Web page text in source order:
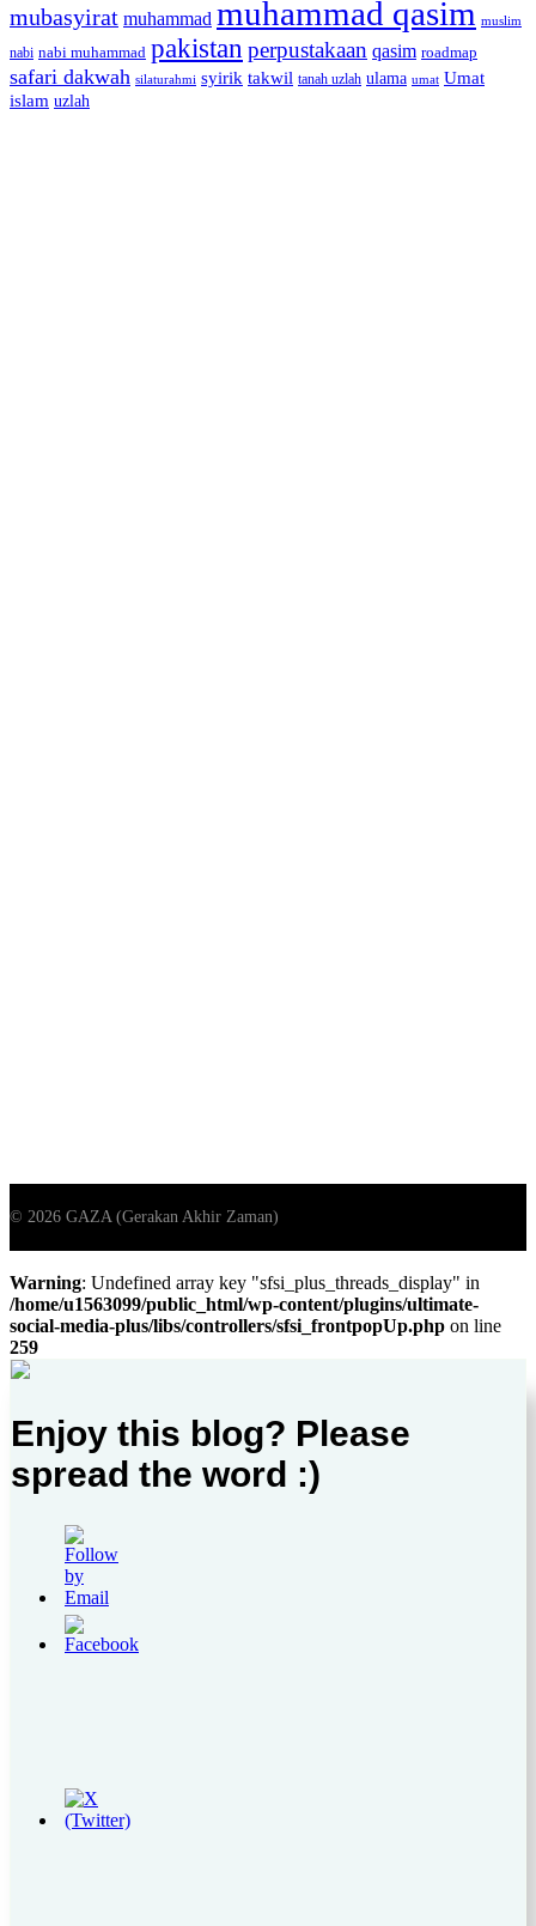
mubasyirat muhammad muhammad qasim muslim
nabi nabi muhammad pakistan perpustakaan qasim roadmap
safari dakwah silaturahmi syirik takwil tanah uzlah ulama umat Umat
islam uzlah
Warning: Undefined array key "sfsi_plus_threads_display" in
/home/u1563099/public_html/wp-content/plugins/ultimate-
social-media-plus/libs/controllers/sfsi_frontpopUp.php on line
259
Enjoy this blog? Please
spread the word :)